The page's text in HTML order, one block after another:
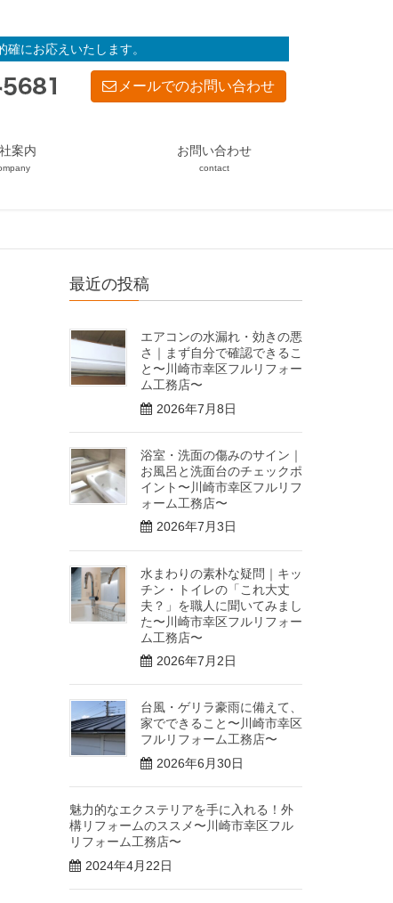
にお応えいたします。
メールでのお問い合わせ
案内 お問い合わせ
contact
最近の投稿
エアコンの水漏れ・効きの悪
さ｜まず自分で確認できるこ
と〜川崎市幸区フルリフォー
ム工務店〜
2026年7月8日
浴室・洗面の傷みのサイン｜
お風呂と洗面台のチェックポ
イント〜川崎市幸区フルリフ
ォーム工務店〜
2026年7月3日
水まわりの素朴な疑問｜キッ
チン・トイレの「これ大丈
夫？」を職人に聞いてみまし
た〜川崎市幸区フルリフォー
ム工務店〜
2026年7月2日
台風・ゲリラ豪雨に備えて、
家でできること〜川崎市幸区
フルリフォーム工務店〜
2026年6月30日
魅力的なエクステリアを手に入れる！外
構リフォームのススメ〜川崎市幸区フル
リフォーム工務店〜
2024年4月22日